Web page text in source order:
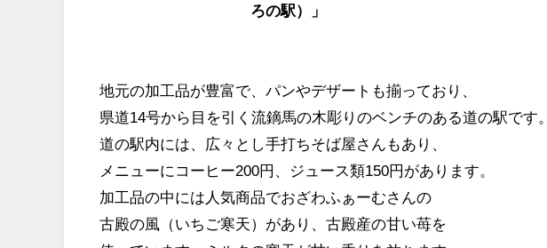
ろの駅）」
地元の加工品が豊富で、パンやデザートも揃っており、
県道14号から目を引く流鏑馬の木彫りのベンチのある道の駅です。
道の駅内には、広々とし手打ちそば屋さんもあり、
メニューにコーヒー200円、ジュース類150円があります。
加工品の中には人気商品でおざわふぁーむさんの
古殿の風（いちご寒天）があり、古殿産の甘い苺を